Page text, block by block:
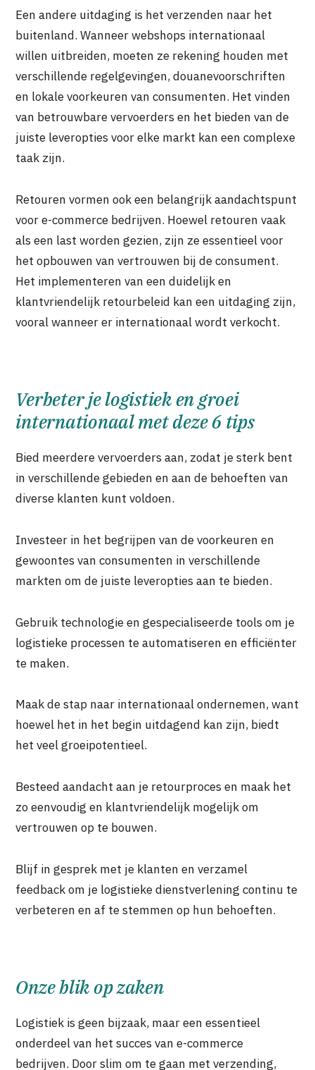
Een andere uitdaging is het verzenden naar het
buitenland. Wanneer webshops internationaal
willen uitbreiden, moeten ze rekening houden met
verschillende regelgevingen, douanevoorschriften
en lokale voorkeuren van consumenten. Het vinden
van betrouwbare vervoerders en het bieden van de
juiste leveropties voor elke markt kan een complexe
taak zijn.
Retouren vormen ook een belangrijk aandachtspunt
voor e-commerce bedrijven. Hoewel retouren vaak
als een last worden gezien, zijn ze essentieel voor
het opbouwen van vertrouwen bij de consument.
Het implementeren van een duidelijk en
klantvriendelijk retourbeleid kan een uitdaging zijn,
vooral wanneer er internationaal wordt verkocht.
Verbeter je logistiek en groei
internationaal met deze 6 tips
Bied meerdere vervoerders aan, zodat je sterk bent
in verschillende gebieden en aan de behoeften van
diverse klanten kunt voldoen.
Investeer in het begrijpen van de voorkeuren en
gewoontes van consumenten in verschillende
markten om de juiste leveropties aan te bieden.
Gebruik technologie en gespecialiseerde tools om je
logistieke processen te automatiseren en efficiënter
te maken.
Maak de stap naar internationaal ondernemen, want
hoewel het in het begin uitdagend kan zijn, biedt
het veel groeipotentieel.
Besteed aandacht aan je retourproces en maak het
zo eenvoudig en klantvriendelijk mogelijk om
vertrouwen op te bouwen.
Blijf in gesprek met je klanten en verzamel
feedback om je logistieke dienstverlening continu te
verbeteren en af te stemmen op hun behoeften.
Onze blik op zaken
Logistiek is geen bijzaak, maar een essentieel
onderdeel van het succes van e-commerce
bedrijven. Door slim om te gaan met verzending,